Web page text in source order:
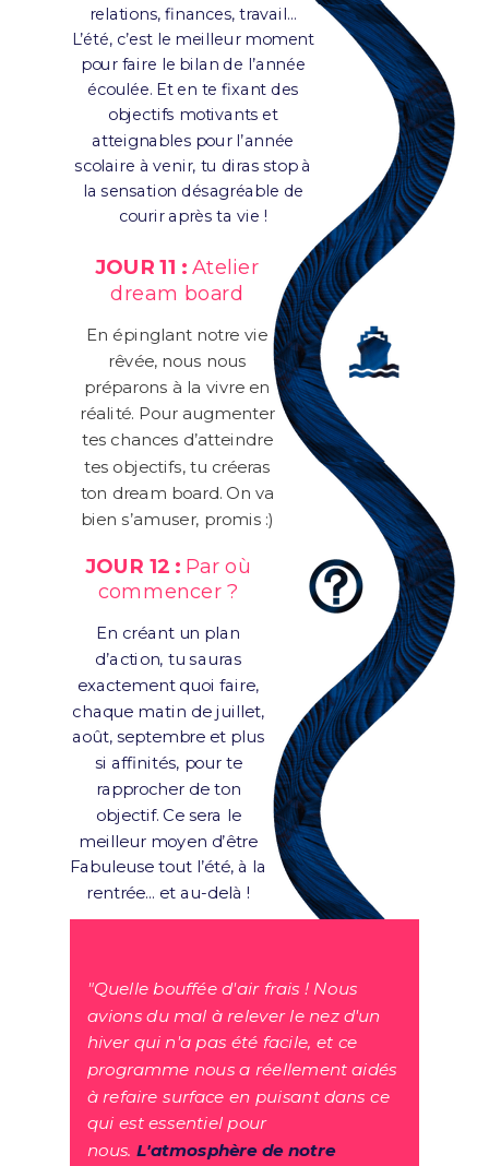
relations, finances, travail…
L’été, c’est le meilleur moment
pour faire le bilan de l’année
écoulée. Et en te fixant des
objectifs motivants et
atteignables pour l’année
scolaire à venir, tu diras stop à
la sensation désagréable de
courir après ta vie !
JOUR 11 :Atelier
dream board
En épinglant notre vie
rêvée, nous nous
préparons à la vivre en
réalité. Pour augmenter
tes chances d’atteindre
tes objectifs, tu créeras
ton dream board. On va
bien s’amuser, promis :)
JOUR 12 : Par où
commencer ?
En créant un plan
d’action, tu sauras
exactement quoi faire,
chaque matin de juillet,
août, septembre et plus
si affinités, pour te
rapprocher de ton
objectif. Ce sera le
meilleur moyen d’être
Fabuleuse tout l’été, à la
rentrée… et au-delà !
"Quelle bouffée d'air frais ! Nous
avions du mal à relever le nez d'un
hiver qui n'a pas été facile, et ce
programme nous a réellement aidés
à refaire surface en puisant dans ce
qui est essentiel pour
nous.L'atmosphère de notre